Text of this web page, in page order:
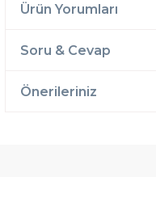
Ürün Yorumları
Soru & Cevap
Önerileriniz